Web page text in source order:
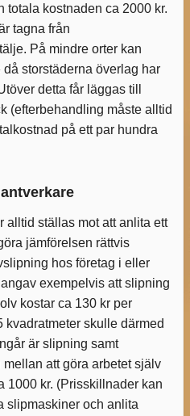
totala kostnaden ca 2000 kr.
tagna från
På mindre orter kan
storstäderna överlag har
detta får läggas till
(efterbehandling måste alltid
på ett par hundra
alltid ställas mot att anlita ett
jämförelsen rättvis
hos företag i eller
exempelvis att slipning
kostar ca 130 kr per
kvadratmeter skulle därmed
är slipning samt
att göra arbetet själv
1000 kr. (Prisskillnader kan
slipmaskiner och anlita